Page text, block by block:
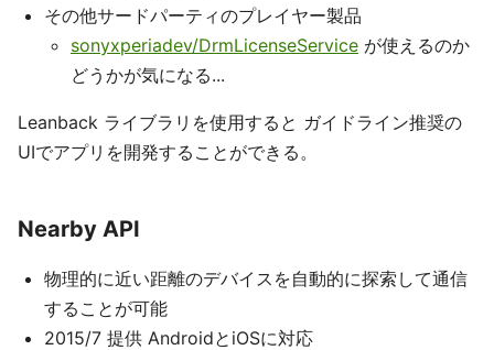
その他サードパーティのプレイヤー製品
sonyxperiadev/DrmLicenseService が使えるのか
どうかが気になる...
Leanback ライブラリを使用すると ガイドライン推奨の
UIでアプリを開発することができる。
Nearby API
物理的に近い距離のデバイスを自動的に探索して通信
することが可能
2015/7 提供 AndroidとiOSに対応